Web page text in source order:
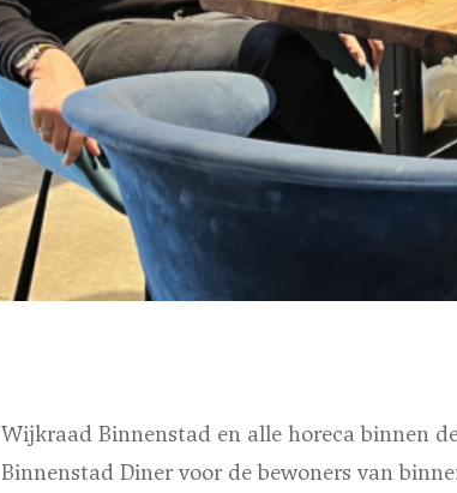
Wijkraad Binnenstad en alle horeca binnen
Binnenstad Diner voor de bewoners van